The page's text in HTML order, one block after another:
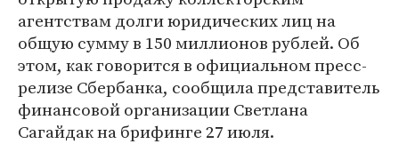
агентствам долги юридических лиц на
общую сумму в 150 миллионов рублей. Об
этом, как говорится в официальном пресс-
релизе Сбербанка, сообщила представитель
финансовой организации Светлана
Сагайдак на брифинге 27 июля.